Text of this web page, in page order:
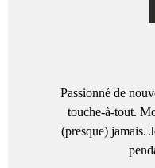
Passionné de
touche-à-tout.
(presque) jamais.